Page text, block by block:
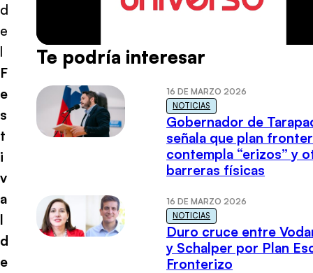
d
e
l
F
e
s
t
i
v
a
l
d
e
Te podría interesar
16 DE MARZO 2026
NOTICIAS
Gobernador de
señala que plan
contempla “erizos” y
barreras físicas
16 DE MARZO 2026
NOTICIAS
Duro cruce entre
y Schalper por Plan
Fronterizo